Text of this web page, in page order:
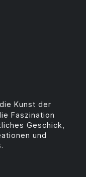
Kunst der
Faszination
Geschick,
und